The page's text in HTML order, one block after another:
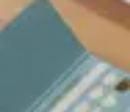
Guide de sélection
Conseils de